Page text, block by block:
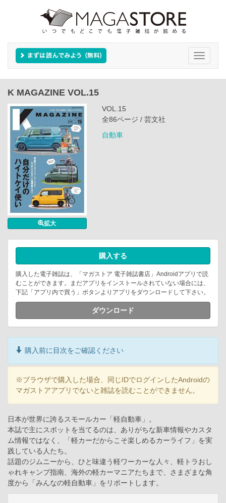
Toggle
K MAGAZINE VOL.15
拡大
VOL.15
全86ページ / 芸文社
自動車
購入する
購入した電子雑誌は、「マガストア 電子雑誌書店」Androidアプリで読
むことができます。まだアプリをインストールされていない場合には、
下記「アプリ内で買う」ボタンよりアプリをダウンロードして下さい。
ダウンロード
購入前に目次をご確認ください
※ブラウザで購入した場合、同じIDでログインしたAndroidの
マガストアアプリでないと雑誌を読むことができません。
日本が世界に誇るスモールカー「軽自動車」。
本誌で主にスポットを当てるのは、ありがちな新車情報やカスタ
ム情報ではなく、「軽カーだからこそ楽しめるカーライフ」を実
践している人たち。
話題のジムニーから、ひと味違う軽ワーカーな人々、軽トラおし
ゃれキャンプ指南、海外の軽カーマニアたちまで、さまざまな角
度から「みんなの軽自動車」をリポートします。